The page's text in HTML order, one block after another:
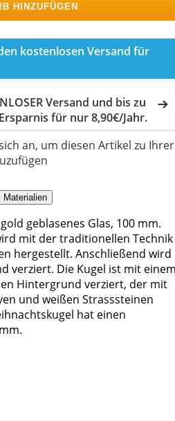
HINZUFÜGEN
kostenlosen Versand für
Versand und bis zu
für nur 8,90€/Jahr.
an, um diesen Artikel zu Ihrer
Materialien
geblasenes Glas, 100 mm.
mit der traditionellen Technik
hergestellt. Anschließend wird
verziert. Die Kugel ist mit
Hintergrund verziert, der mit
und weißen Strasssteinen
hat einen